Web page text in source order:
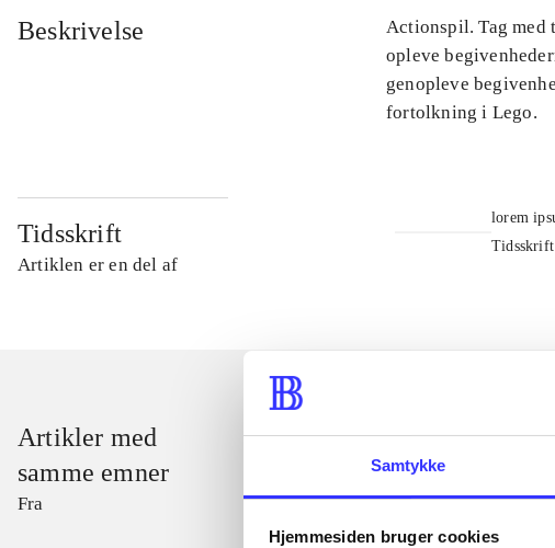
Samtykke
Hjemmesiden bruger cookies
Beskrivelse
Actionspil. Tag med
opleve
genopleve
fortolkning i Lego.
Tidsskrift
Artiklen er en del af
lorem
Tidsskrift
Artikler med
samme emner
Fra